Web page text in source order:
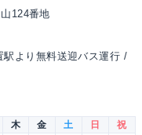
124番地
駅より無料送迎バス運行 /
木 金 土 日
祝